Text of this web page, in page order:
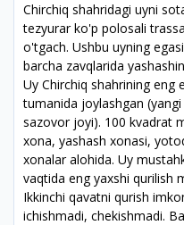
Chirchiq shahridagi uyni
tezyurar ko'p polosali
o'tgach. Ushbu uyning
barcha zavqlarida
Uy Chirchiq shahrining eng
tumanida joylashgan
sazovor joyi). 100 kvadrat
xona, yashash xonasi,
xonalar alohida. Uy
vaqtida eng yaxshi qurilish
Ikkinchi qavatni qurish
ichishmadi, chekishmadi.